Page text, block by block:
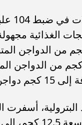
لحوم مفرومة.